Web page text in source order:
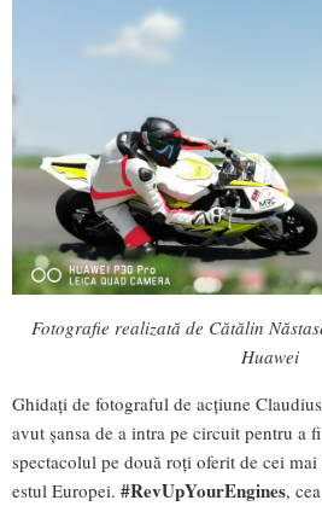
Fotografie realizată de Cătălin
Huawei
Ghidați de fotograful de acțiune
avut șansa de a intra pe circuit pentru a
spectacolul pe două roți oferit de cei
estul Europei. #RevUpYourEngines,